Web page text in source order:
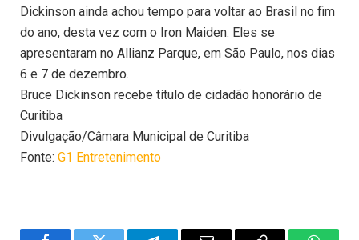
Dickinson ainda achou tempo para voltar ao Brasil no fim
do ano, desta vez com o Iron Maiden. Eles se
apresentaram no Allianz Parque, em São Paulo, nos dias
6 e 7 de dezembro.
Bruce Dickinson recebe título de cidadão honorário de
Curitiba
Divulgação/Câmara Municipal de Curitiba
Fonte: G1 Entretenimento